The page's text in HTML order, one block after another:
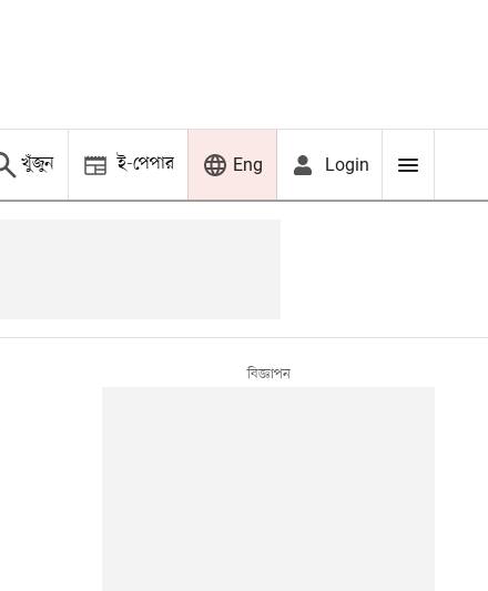
খুঁজুন ই-পেপার Eng Login